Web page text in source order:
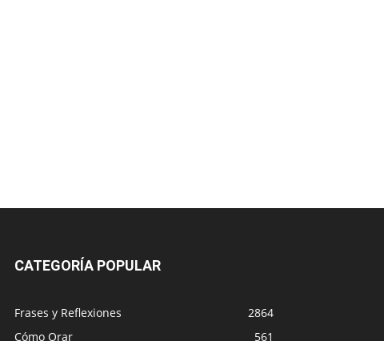
CATEGORÍA POPULAR
Frases y Reflexiones
2864
Cómo Orar
561